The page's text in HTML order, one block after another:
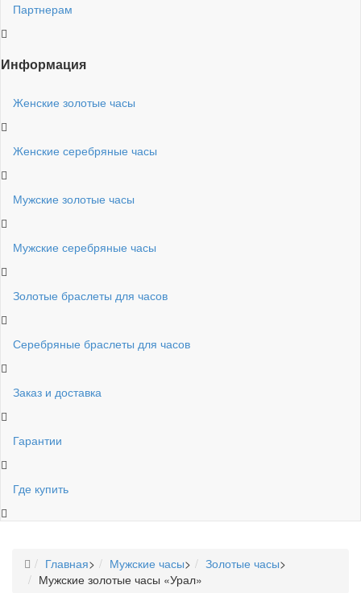
Партнерам
Информация
Женские золотые часы
Женские серебряные часы
Мужские золотые часы
Мужские серебряные часы
Золотые браслеты для часов
Серебряные браслеты для часов
Заказ и доставка
Гарантии
Где купить
Главная> Мужские часы> Золотые часы>
Мужские золотые часы «Урал»